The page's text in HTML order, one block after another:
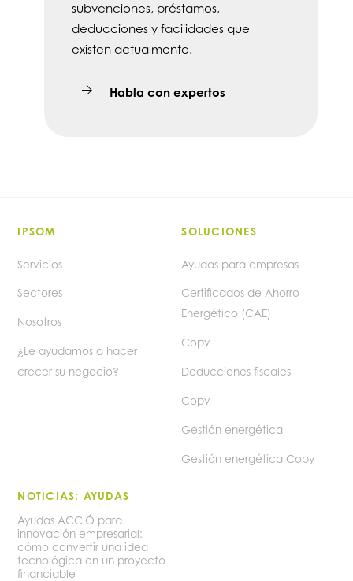
subvenciones, préstamos,
deducciones y facilidades que
existen actualmente.
Habla con expertos
IPSOM
Servicios
Sectores
Nosotros
¿Le ayudamos a hacer
crecer su negocio?
SOLUCIONES
Ayudas para empresas
Certificados de Ahorro
Energético (CAE)
Copy
Deducciones fiscales
Copy
Gestión energética
Gestión energética Copy
NOTICIAS: AYUDAS
Ayudas ACCIÓ para
innovación empresarial:
cómo convertir una idea
tecnológica en un proyecto
financiable